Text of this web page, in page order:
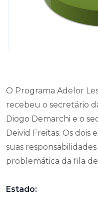
O Programa Adelor
recebeu o secretário
Diogo Demarchi e o
Deivid Freitas. Os dois
suas
problemática da fila
Estado: